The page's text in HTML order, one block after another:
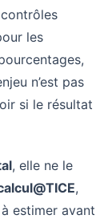
les
n’est pas
si le résultat
, elle ne le
,
estimer avant